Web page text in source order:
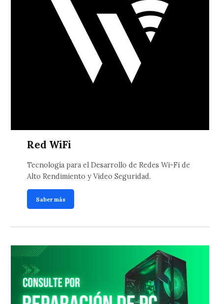
Red WiFi
Tecnología para el Desarrollo de Redes Wi-Fi de
Alto Rendimiento y Video Seguridad.
Saber más